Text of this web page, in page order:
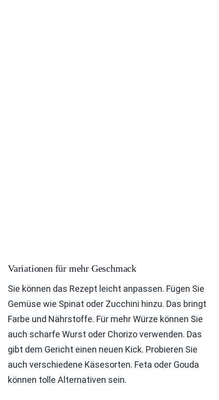
Variationen für mehr Geschmack
Sie können das Rezept leicht anpassen. Fügen Sie
Gemüse wie Spinat oder Zucchini hinzu. Das bringt
Farbe und Nährstoffe. Für mehr Würze können Sie
auch scharfe Wurst oder Chorizo verwenden. Das
gibt dem Gericht einen neuen Kick. Probieren Sie
auch verschiedene Käsesorten. Feta oder Gouda
können tolle Alternativen sein.